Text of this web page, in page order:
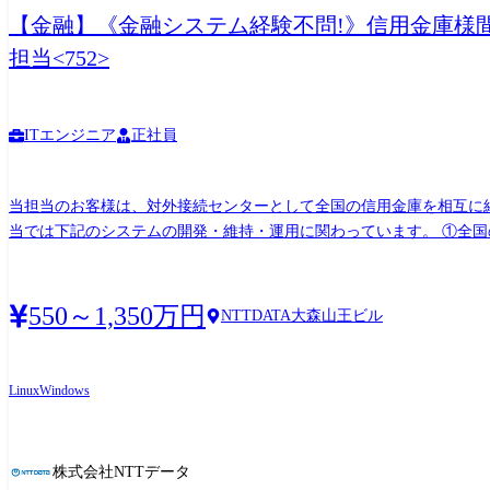
【金融】《金融システム経験不問!》信用金庫
担当<752>
ITエンジニア 正社員
当担当のお客様は、対外接続センターとして全国の信用金庫を相互
当では下記のシステムの開発・維持・運用に関わっています。 ①全国の信用金庫および全銀システムと接続して、信用金庫間および他業態金融機関との間の内国為替取引データの中継を行
ックアップ、セキュリティ等に係る運用を実現するサブシステム群 現在は②、③の更改に向けた検討に着手しています。特に②については汎用系システムのオープン化や他業態システムと
の共通化、サービスマネジメントクラウドとの連携などにチャレンジ
550～1,350万円 NTTDATA大森山王ビル
LinuxWindows
株式会社NTTデータ